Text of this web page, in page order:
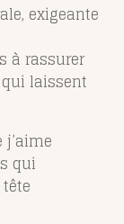
exigeante
à rassurer
laissent
j’aime
qui